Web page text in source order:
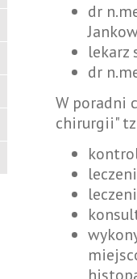
dr
lekarz
dr
W poradni
chirurgii"